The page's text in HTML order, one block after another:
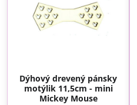
Dýhový drevený pánsky
motýlik 11,5cm - mini
Mickey Mouse